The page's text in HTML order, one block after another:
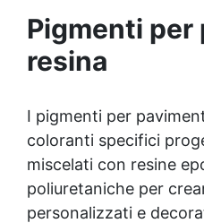
spessore) La
Glass A 2 kg + 1.4
Pigmenti per
resina
I pigmenti per
coloranti specifici
miscelati con resine
poliuretaniche per
personalizzati e